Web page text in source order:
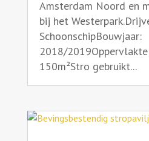
Amsterdam Noord en
bij het
SchoonschipBouwjaar:
2018/2019Oppervlakte
150m²Stro gebruikt...